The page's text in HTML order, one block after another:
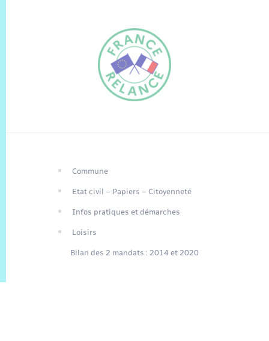
Traduction du
EN
Commune
Etat civil – Papiers – Citoyenneté
Infos pratiques et démarches
Loisirs
Bilan des 2 mandats : 2014 et 2020